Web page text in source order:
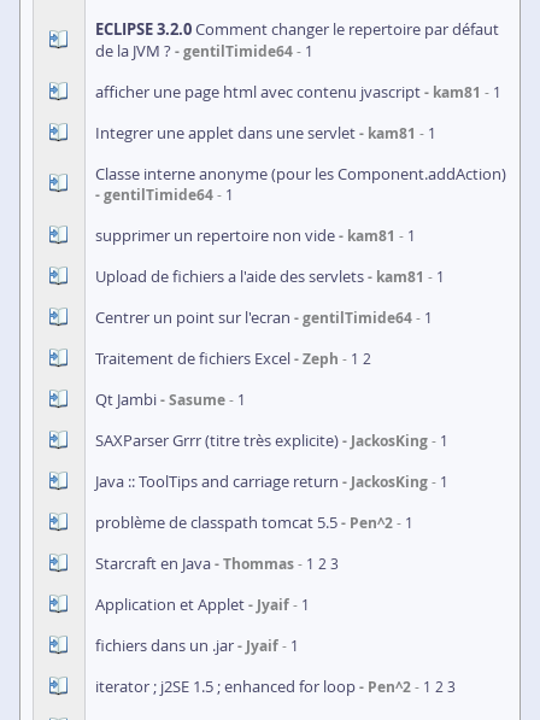
ECLIPSE 3.2.0Comment changer le repertoire par défaut
de la JVM ? gentilTimide64 1
afficher une page html avec contenu jvascript kam81 1
Integrer une applet dans une servlet kam81 1
Classe interne anonyme (pour les Component.addAction)
gentilTimide64 1
supprimer un repertoire non vide kam81 1
Upload de fichiers a l'aide des servlets kam81 1
Centrer un point sur l'ecran gentilTimide64 1
Traitement de fichiers Excel Zeph 1 2
Qt Jambi Sasume 1
SAXParser Grrr (titre très explicite) JackosKing 1
Java :: ToolTips and carriage return JackosKing 1
problème de classpath tomcat 5.5 Pen^2 1
Starcraft en Java Thommas 1 2 3
Application et Applet Jyaif 1
fichiers dans un .jar Jyaif 1
iterator ; j2SE 1.5 ; enhanced for loop Pen^2 1 2 3